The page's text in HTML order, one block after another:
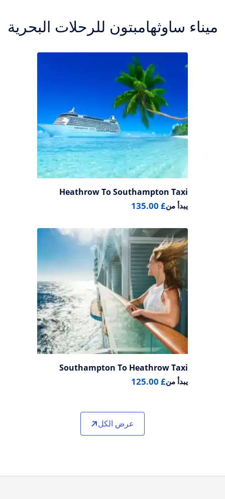
ميناء ساوثهامبتون للرحلات البحرية
Heathrow To Southampton Taxi
يبدأ من£ 135.00
Southampton To Heathrow Taxi
يبدأ من£ 125.00
عرض الكل